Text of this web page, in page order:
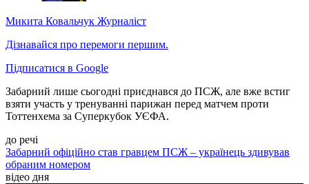
Микита Ковальчук Журналіст
Дізнавайся про перемоги першим.
Підписатися в Google
Забарний лише сьогодні приєднався до ПСЖ, але вже встиг
взяти участь у тренуванні парижан перед матчем проти
Тоттенхема за Суперкубок УЄФА.
до речі
Забарний офіційно став гравцем ПСЖ – українець здивував
обраним номером
відео дня